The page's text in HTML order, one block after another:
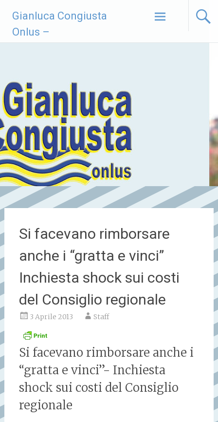
contenuto
Gianluca Congiusta
Onlus –
Si facevano rimborsare
anche i “gratta e vinci”
Inchiesta shock sui costi
del Consiglio regionale
3 Aprile 2013 Staff
Si facevano rimborsare anche i
“gratta e vinci”- Inchiesta
shock sui costi del Consiglio
regionale